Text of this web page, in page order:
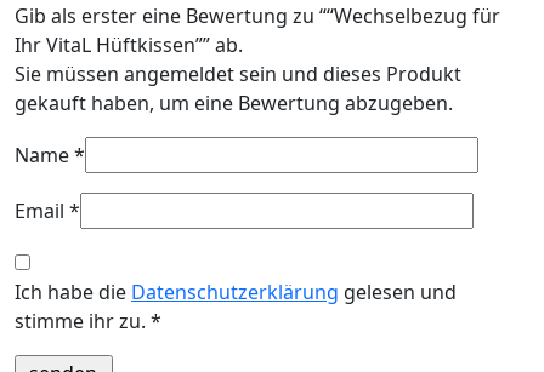
Gib als erster eine Bewertung zu ““Wechselbezug für
Ihr VitaL Hüftkissen”” ab.
Sie müssen angemeldet sein und dieses Produkt
gekauft haben, um eine Bewertung abzugeben.
Name*
Email *
Ich habe die Datenschutzerklärung gelesen und
stimme ihr zu. *